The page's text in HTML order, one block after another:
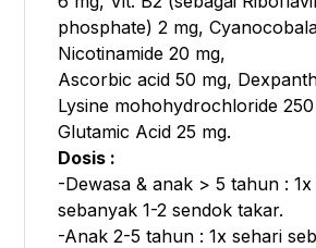
phosphate) 2 mg,
Nicotinamide 20 mg,
Ascorbic acid 50 mg,
Lysine mohohydrochloride
Glutamic Acid 25 mg.
Dosis :
-Dewasa & anak > 5 tahun :
sebanyak 1-2 sendok takar.
-Anak 2-5 tahun : 1x sehari